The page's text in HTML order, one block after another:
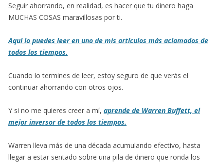
Seguir ahorrando, en realidad, es hacer que tu dinero haga
MUCHAS COSAS maravillosas por ti.
Aquí lo puedes leer en uno de mis artículos más aclamados de
todos los tiempos.
Cuando lo termines de leer, estoy seguro de que verás el
continuar ahorrando con otros ojos.
Y si no me quieres creer a mí, aprende de Warren Buffett, el
mejor inversor de todos los tiempos.
Warren lleva más de una década acumulando efectivo, hasta
llegar a estar sentado sobre una pila de dinero que ronda los